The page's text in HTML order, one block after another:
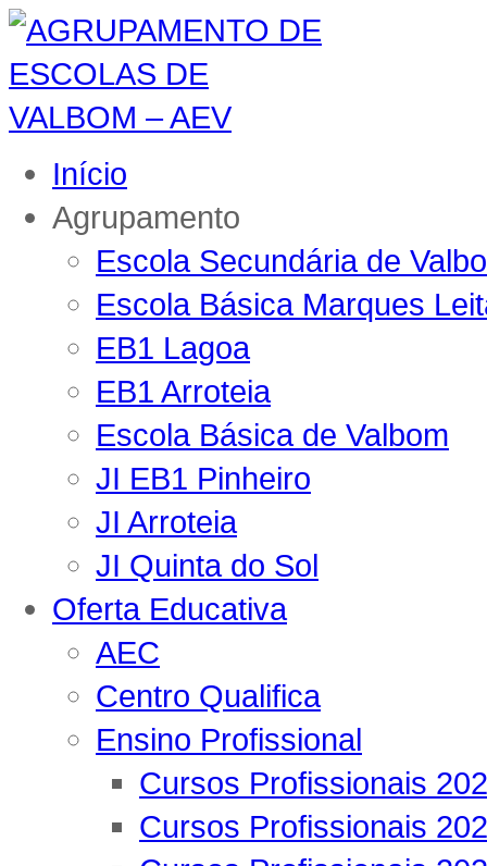
Início
Agrupamento
Escola Secundária de
Escola Básica Marques
EB1 Lagoa
EB1 Arroteia
Escola Básica de Valbom
JI EB1 Pinheiro
JI Arroteia
JI Quinta do Sol
Oferta Educativa
AEC
Centro Qualifica
Ensino Profissional
Cursos Profissionais
Cursos Profissionais